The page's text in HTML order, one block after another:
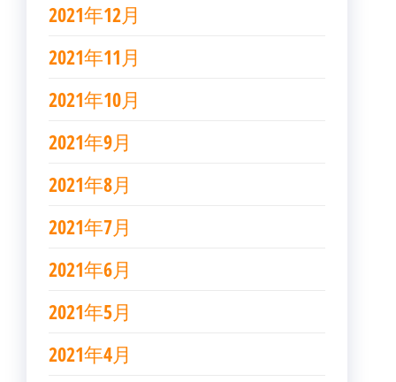
2021年12月
2021年11月
2021年10月
2021年9月
2021年8月
2021年7月
2021年6月
2021年5月
2021年4月